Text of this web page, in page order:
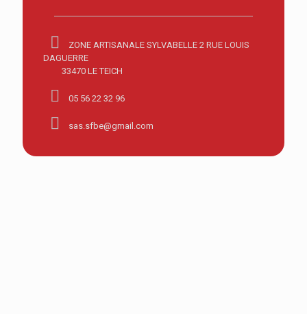
ZONE ARTISANALE SYLVABELLE 2 RUE LOUIS
DAGUERRE
33470 LE TEICH
05 56 22 32 96
sas.sfbe@gmail.com